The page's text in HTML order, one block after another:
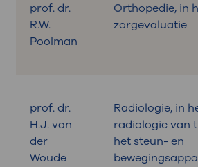
prof. dr.
R.W.
Poolman
Orthopedie, in
zorgevaluatie
prof. dr.
H.J. van
der
Woude
Radiologie, in
radiologie van
het steun- en